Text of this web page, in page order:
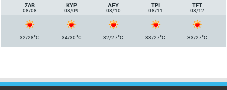
ΣΑΒ
08/08
ΚΥΡ
08/09
ΔΕΥ
08/10
ΤΡΙ
08/11
ΤΕΤ
08/12
32/28°C 34/30°C 32/27°C 33/27°C 33/27°C